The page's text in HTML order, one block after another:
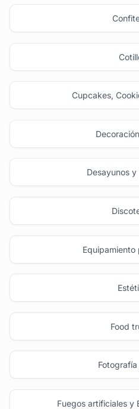
Cupcakes,
Desayunos
Equipamiento
Food
Fuegos artificiales y